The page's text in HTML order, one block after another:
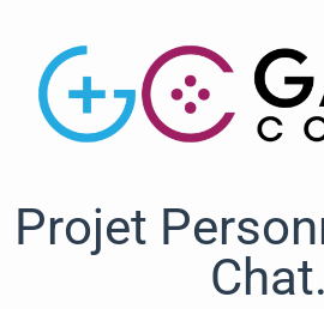
Projet
Chat.